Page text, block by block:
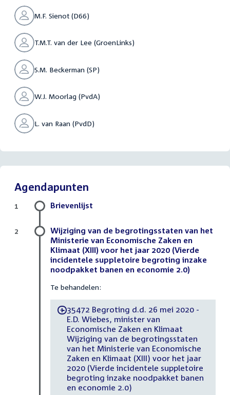
M.F. Sienot (D66)
T.M.T. van der Lee (GroenLinks)
S.M. Beckerman (SP)
W.J. Moorlag (PvdA)
L. van Raan (PvdD)
Agendapunten
Brievenlijst
1
Wijziging van de begrotingsstaten van het
Ministerie van Economische Zaken en
Klimaat (XIII) voor het jaar 2020 (Vierde
incidentele suppletoire begroting inzake
noodpakket banen en economie 2.0)
Te behandelen:
-35472 Begroting d.d. 26 mei 2020 -
E.D. Wiebes, minister van
Economische Zaken en Klimaat
Wijziging van de begrotingsstaten
van het Ministerie van Economische
Zaken en Klimaat (XIII) voor het jaar
2020 (Vierde incidentele suppletoire
begroting inzake noodpakket banen
en economie 2.0)
2